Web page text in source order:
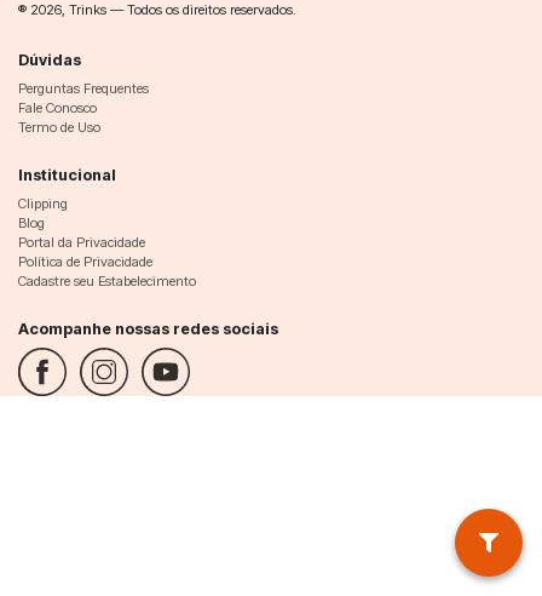
® 2026, Trinks — Todos os direitos reservados.
Dúvidas
Perguntas Frequentes
Fale Conosco
Termo de Uso
Institucional
Clipping
Blog
Portal da Privacidade
Política de Privacidade
Cadastre seu Estabelecimento
Acompanhe nossas redes sociais